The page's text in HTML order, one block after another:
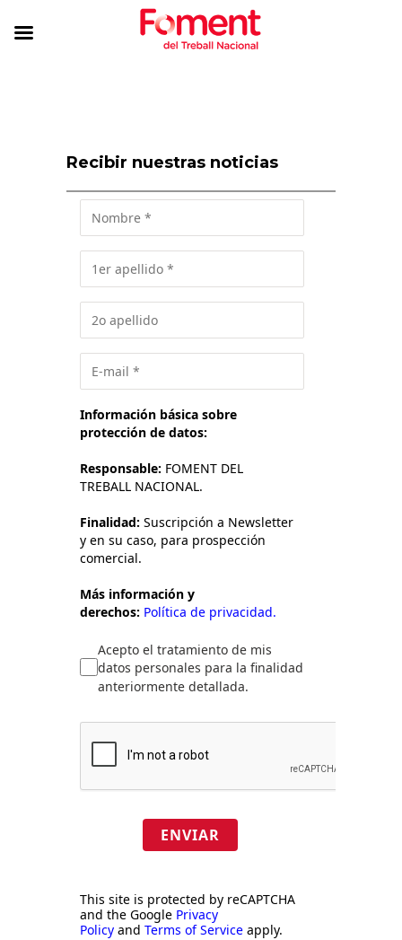
Recibir nuestras noticias
Información básica sobre
protección de datos:
Responsable: FOMENT DEL
TREBALL NACIONAL.
Finalidad: Suscripción a Newsletter
y en su caso, para prospección
comercial.
Más información y
derechos: Política de privacidad.
Acepto el tratamiento de mis
datos personales para la finalidad
anteriormente detallada.
ENVIAR
This site is protected by reCAPTCHA
and the Google Privacy
Policy and Terms of Service apply.